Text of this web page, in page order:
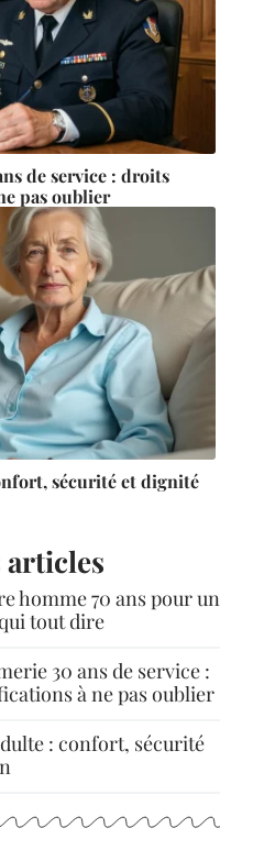
de service : droits
pas oublier
sécurité et dignité
articles
homme 70 ans pour un
tout dire
30 ans de service :
à ne pas oublier
: confort, sécurité